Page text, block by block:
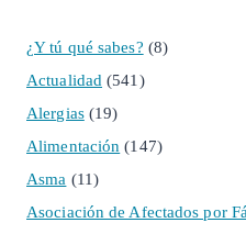
¿Y tú qué sabes? (8)
Actualidad (541)
Alergias(19)
Alimentación (147)
Asma (11)
Asociación de Afectados por